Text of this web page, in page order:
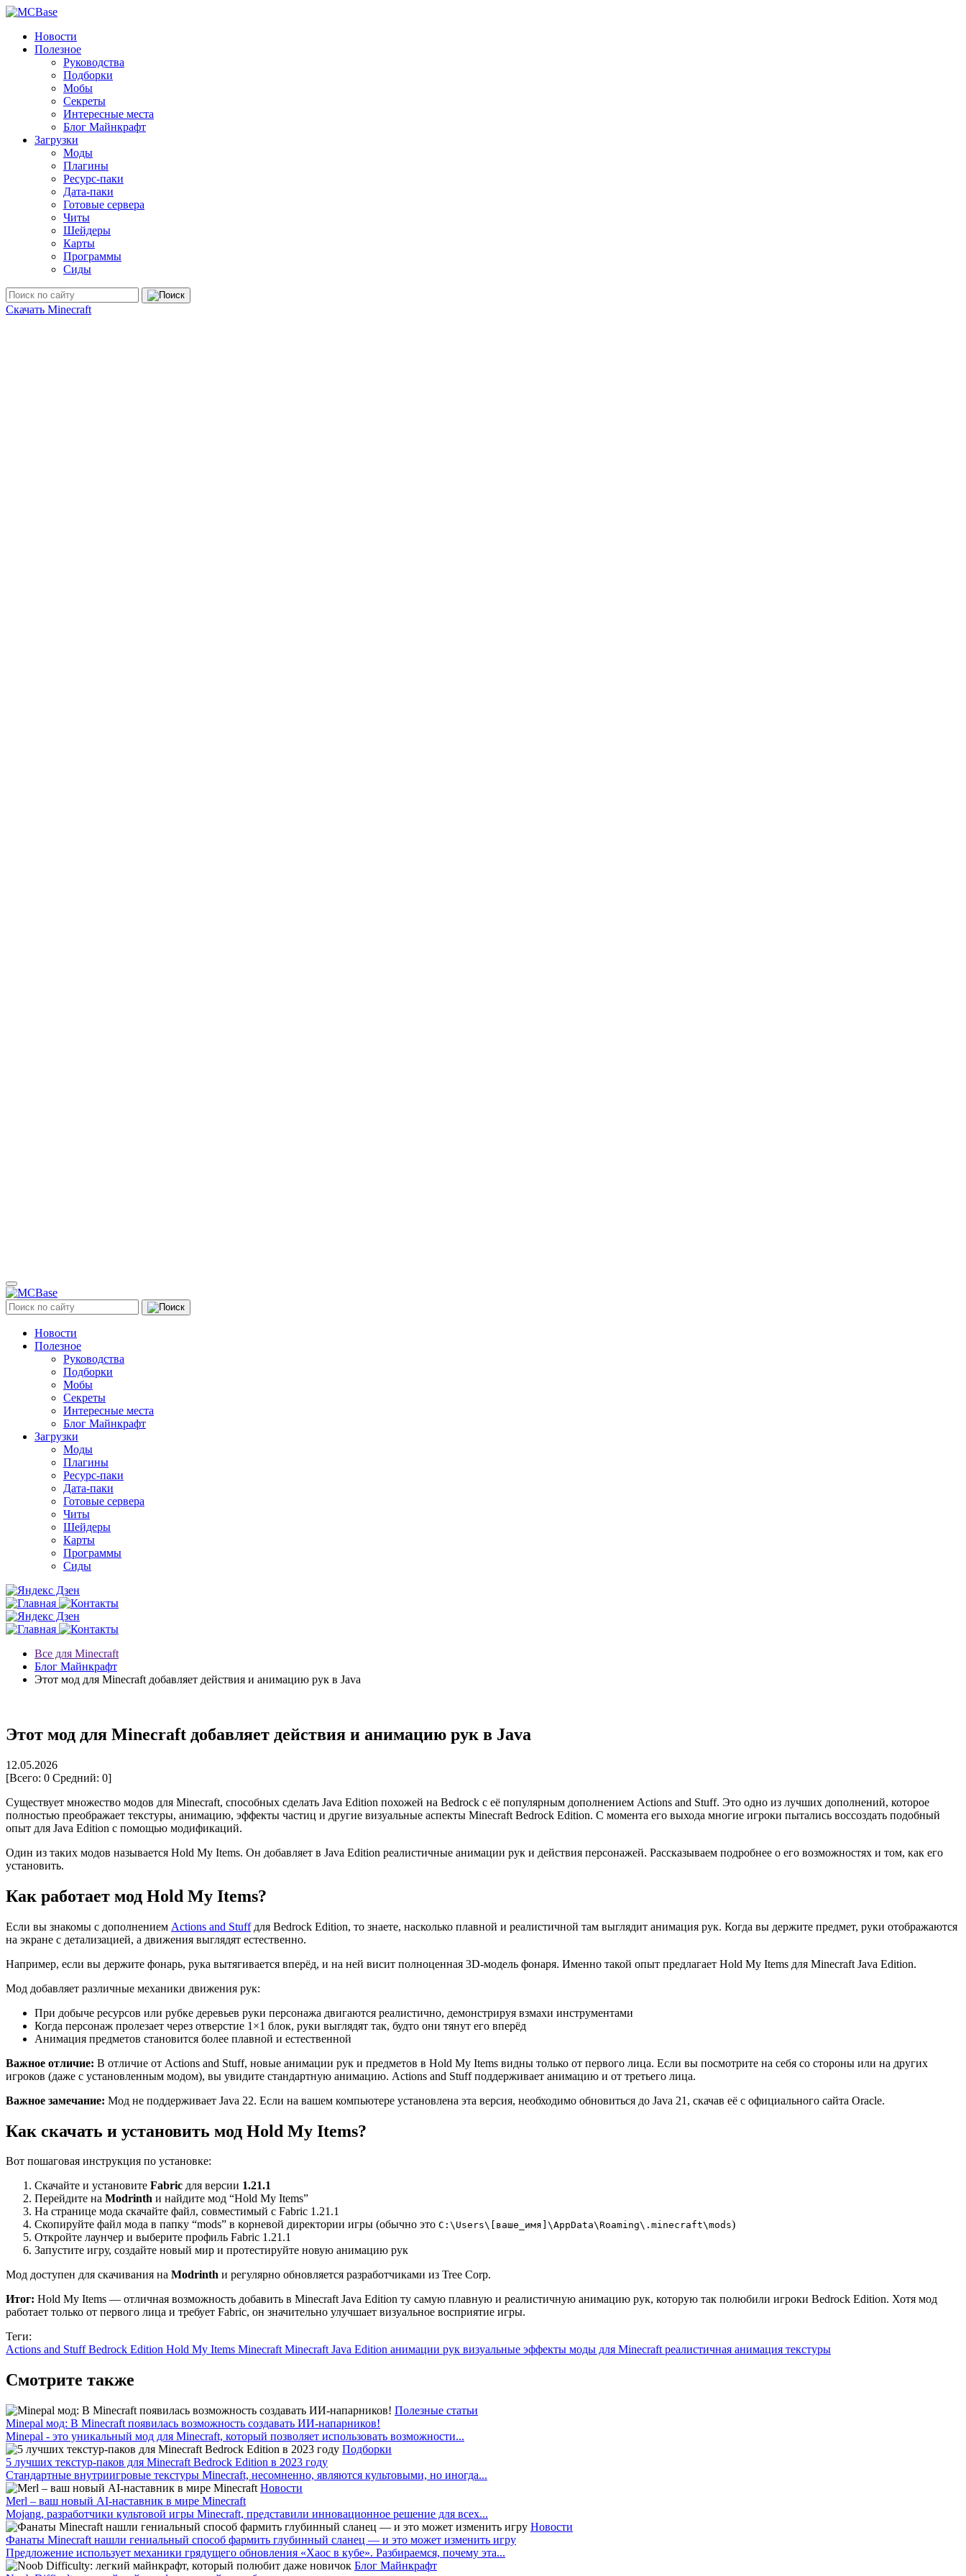
Новости
Полезное
Руководства
Подборки
Мобы
Секреты
Интересные места
Блог Майнкрафт
Загрузки
Моды
Плагины
Ресурс-паки
Дата-паки
Готовые сервера
Читы
Шейдеры
Карты
Программы
Сиды
Скачать Minecraft
Новости
Полезное
Руководства
Подборки
Мобы
Секреты
Интересные места
Блог Майнкрафт
Загрузки
Моды
Плагины
Ресурс-паки
Дата-паки
Готовые сервера
Читы
Шейдеры
Карты
Программы
Сиды
Все для Minecraft
Блог Майнкрафт
Этот мод для Minecraft добавляет действия и анимацию рук в Java
Этот мод для Minecraft добавляет действия и анимацию рук в Java
12.05.2026
[Всего: 0 Средний: 0]
Существует множество модов для Minecraft, способных сделать Java Edition похожей на Bedrock с её популярным дополнением Actions and Stuff. Это одно из лучших дополнений, которое
полностью преображает текстуры, анимацию, эффекты частиц и другие визуальные аспекты Minecraft Bedrock Edition. С момента его выхода многие игроки пытались воссоздать подобный
опыт для Java Edition с помощью модификаций.
Один из таких модов называется Hold My Items. Он добавляет в Java Edition реалистичные анимации рук и действия персонажей. Рассказываем подробнее о его возможностях и том, как его
установить.
Как работает мод Hold My Items?
Если вы знакомы с дополнением Actions and Stuffдля Bedrock Edition, то знаете, насколько плавной и реалистичной там выглядит анимация рук. Когда вы держите предмет, руки отображаются
на экране с детализацией, а движения выглядят естественно.
Например, если вы держите фонарь, рука вытягивается вперёд, и на ней висит полноценная 3D-модель фонаря. Именно такой опыт предлагает Hold My Items для Minecraft Java Edition.
Мод добавляет различные механики движения рук:
При добыче ресурсов или рубке деревьев руки персонажа двигаются реалистично, демонстрируя взмахи инструментами
Когда персонаж пролезает через отверстие 1×1 блок, руки выглядят так, будто они тянут его вперёд
Анимация предметов становится более плавной и естественной
Важное отличие: В отличие от Actions and Stuff, новые анимации рук и предметов в Hold My Items видны только от первого лица. Если вы посмотрите на себя со стороны или на других
игроков (даже с установленным модом), вы увидите стандартную анимацию. Actions and Stuff поддерживает анимацию и от третьего лица.
Важное замечание: Мод не поддерживает Java 22. Если на вашем компьютере установлена эта версия, необходимо обновиться до Java 21, скачав её с официального сайта Oracle.
Как скачать и установить мод Hold My Items?
Вот пошаговая инструкция по установке:
Скачайте и установите Fabric для версии 1.21.1
Перейдите на Modrinth и найдите мод “Hold My Items”
На странице мода скачайте файл, совместимый с Fabric 1.21.1
Скопируйте файл мода в папку “mods” в корневой директории игры (обычно это C:\Users\[ваше_имя]\AppData\Roaming\.minecraft\mods)
Откройте лаунчер и выберите профиль Fabric 1.21.1
Запустите игру, создайте новый мир и протестируйте новую анимацию рук
Мод доступен для скачивания на Modrinth и регулярно обновляется разработчиками из Tree Corp.
Итог: Hold My Items — отличная возможность добавить в Minecraft Java Edition ту самую плавную и реалистичную анимацию рук, которую так полюбили игроки Bedrock Edition. Хотя мод
работает только от первого лица и требует Fabric, он значительно улучшает визуальное восприятие игры.
Теги:
Actions and StuffBedrock Edition Hold My Items MinecraftMinecraft Java Edition анимации рук визуальные эффекты моды для Minecraftреалистичная анимация текстуры
Смотрите также
Полезные статьи
Minepal мод: В Minecraft появилась возможность создавать ИИ-напарников!
Minepal - это уникальный мод для Minecraft, который позволяет использовать возможности...
Подборки
5 лучших текстур-паков для Minecraft Bedrock Edition в 2023 году
Стандартные внутриигровые текстуры Minecraft, несомненно, являются культовыми, но иногда...
Новости
Merl – ваш новый AI-наставник в мире Minecraft
Mojang, разработчики культовой игры Minecraft, представили инновационное решение для всех...
Новости
Фанаты Minecraft нашли гениальный способ фармить глубинный сланец — и это может изменить игру
Предложение использует механики грядущего обновления «Хаос в кубе». Разбираемся, почему эта...
Блог Майнкрафт